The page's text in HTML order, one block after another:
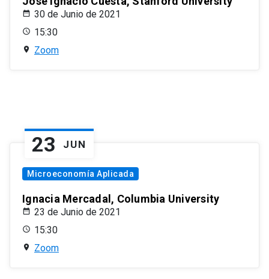
30 de Junio de 2021
15:30
Zoom
23 JUN
Microeconomía Aplicada
Ignacia Mercadal, Columbia University
23 de Junio de 2021
15:30
Zoom